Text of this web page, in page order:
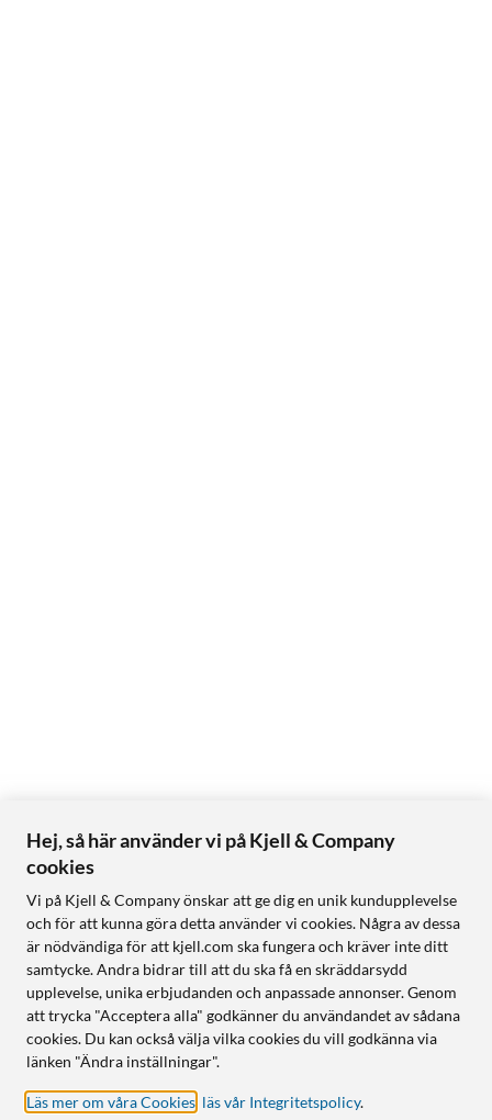
Hej, så här använder vi på Kjell & Company
cookies
Vi på Kjell & Company önskar att ge dig en unik kundupplevelse
och för att kunna göra detta använder vi cookies. Några av dessa
är nödvändiga för att kjell.com ska fungera och kräver inte ditt
samtycke. Andra bidrar till att du ska få en skräddarsydd
upplevelse, unika erbjudanden och anpassade annonser. Genom
att trycka "Acceptera alla" godkänner du användandet av sådana
cookies. Du kan också välja vilka cookies du vill godkänna via
länken "Ändra inställningar".
Läs mer om våra Cookies läs vår Integritetspolicy.